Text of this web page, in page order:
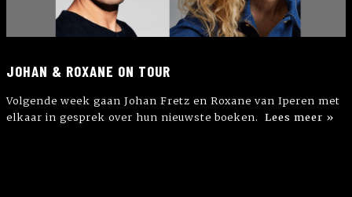
JOHAN & ROXANE ON TOUR
Volgende week gaan Johan Fretz en Roxane van Iperen met
elkaar in gesprek over hun nieuwste boeken. Lees meer »